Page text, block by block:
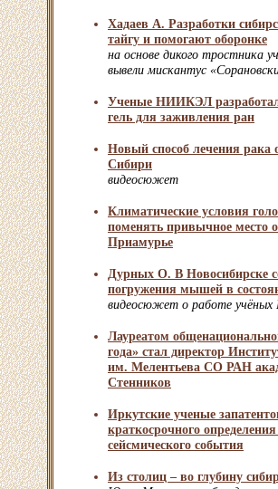
Хадаев А. Разработки
тайгу и помогают оборонке
на основе дикого
вывели мискантус
Ученые НИИКЭЛ
гель для заживления ран
Новый способ лечения рака
Сибири
видеосюжет
Климатические условия
поменять привычное место
Приамурье
Дурных О. В Новосибирске
погружения мышей в
видеосюжет о работе
Лауреатом
года» стал директор
им. Мелентьева СО РАН
Стенников
Иркутские ученые
краткосрочного
сейсмического события
Из столиц – во глубину